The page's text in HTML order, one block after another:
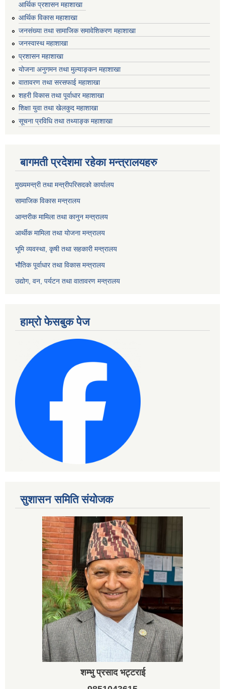
आर्थिक प्रशासन महाशाखा
आर्थिक विकास महाशाखा
जनसंख्या तथा सामाजिक समावेशिकरण महाशाखा
जनस्वास्थ महाशाखा
प्रशासन महाशाखा
योजना अनुगमन तथा मुल्याङ्कन महाशाखा
वातावरण तथा सरसफाई महाशाखा
शहरी विकास तथा पूर्वाधार महाशाखा
शिक्षा युवा तथा खेलकुद महाशाखा
सूचना प्रविधि तथा तथ्याङ्क महाशाखा
बागमती प्रदेशमा रहेका मन्त्रालयहरु
मुख्यमन्त्री तथा मन्त्रीपरिसदको कार्यालय
सामाजिक विकास मन्त्रालय
आन्तरीक मामिला तथा कानुन मन्त्रालय
आर्थीक मामिला तथा योजना मन्त्रालय
भूमि व्यवस्था, कृषी तथा सहकारी मन्त्रालय
भौतिक पूर्वाधार तथा विकास मन्त्रालय
उद्योग, वन, पर्यटन तथा वातावरण मन्त्रालय
हाम्रो फेसबुक पेज
सुशासन समिति संयोजक
शम्भु प्रसाद भट्टराई